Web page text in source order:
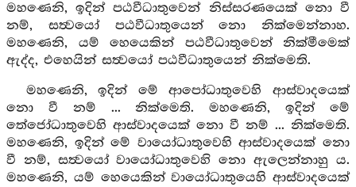
මහණෙනි, ඉදින් පඨවීධාතුවෙන් නිස්සරණයෙක් නො වී
නම්, සත්‍වයෝ පඨවීධාතුයෙන් නො නික්මෙන්නාහ.
මහණෙනි, යම් හෙයෙකින් පඨවීධාතුවෙන් නික්මීමෙක්
ඇද්ද, එහෙයින් සත්‍වයෝ පඨවීධාතුයෙන් නික්මෙති.
මහණෙනි, ඉදින් මේ ආපෝධාතුවෙහි ආස්වාදයෙක්
නො වී නම් ... නික්මෙති. මහණෙනි, ඉදින් මේ
තේජෝධාතුවෙහි ආස්වාදයෙක් නො වී නම් ... නික්මෙති.
මහණෙනි, ඉදින් මේ වායෝධාතුවෙහි ආස්වාදයෙක් නො
වී නම්, සත්‍වයෝ වායෝධාතුවෙහි නො ඇලෙන්නාහු ය.
මහණෙනි, යම් හෙයෙකින් වායෝධාතුයෙහි ආස්වාදයෙක්